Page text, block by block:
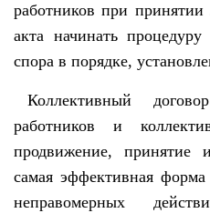
работников при принятии
акта начинать процедуру
спора в порядке,
Коллективный
работников и
продвижение,
самая эффективная
неправомерных